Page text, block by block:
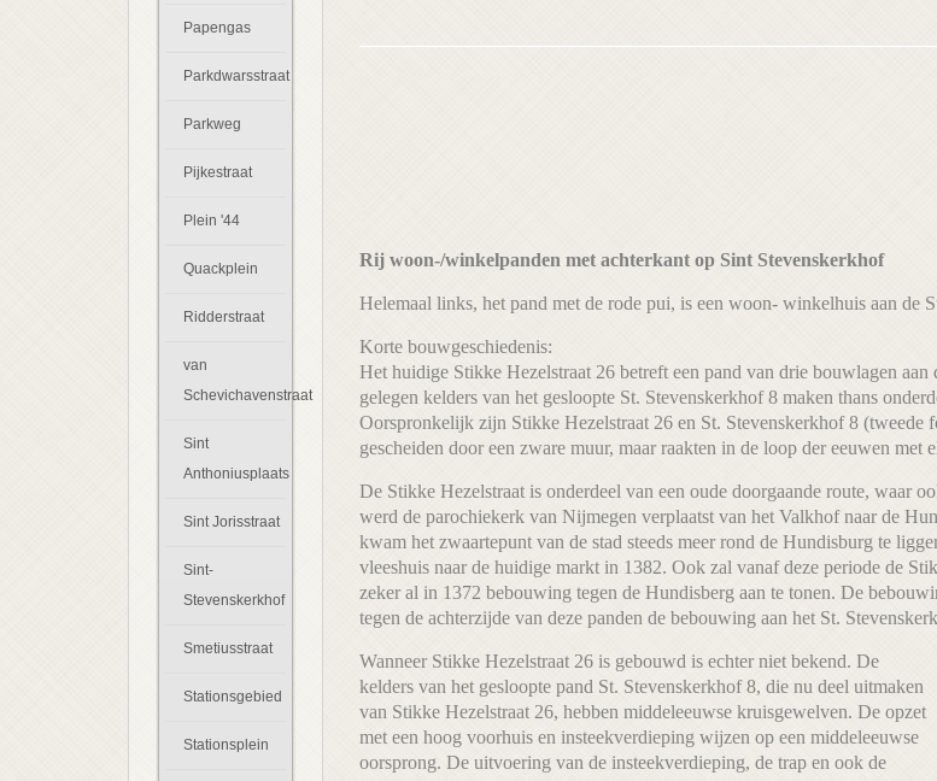
Papengas
Parkdwarsstraat
Parkweg
Pijkestraat
Plein '44
Quackplein
Ridderstraat
van
Schevichavenstraat
Sint
Anthoniusplaats
Sint Jorisstraat
Sint-
Stevenskerkhof
Smetiusstraat
Stationsgebied
Stationsplein
Rij woon-/winkelpanden met achterkant op Sint Stevenskerkhof
Helemaal links, het pand met de rode pui, is een woon- winkelhuis aan de
Korte bouwgeschiedenis:
Het huidige Stikke Hezelstraat 26 betreft een pand van drie bouwlagen
gelegen kelders van het gesloopte St. Stevenskerkhof 8 maken thans
Oorspronkelijk zijn Stikke Hezelstraat 26 en St. Stevenskerkhof 8 (tweede
gescheiden door een zware muur, maar raakten in de loop der eeuwen met
De Stikke Hezelstraat is onderdeel van een oude doorgaande route, waar
werd de parochiekerk van Nijmegen verplaatst van het Valkhof naar de
kwam het zwaartepunt van de stad steeds meer rond de Hundisburg te
vleeshuis naar de huidige markt in 1382. Ook zal vanaf deze periode de
zeker al in 1372 bebouwing tegen de Hundisberg aan te tonen. De
tegen de achterzijde van deze panden de bebouwing aan het St.
Wanneer Stikke Hezelstraat 26 is gebouwd is echter niet bekend. De
kelders van het gesloopte pand St. Stevenskerkhof 8, die nu deel uitmaken
van Stikke Hezelstraat 26, hebben middeleeuwse kruisgewelven. De opzet
met een hoog voorhuis en insteekverdieping wijzen op een middeleeuwse
oorsprong. De uitvoering van de insteekverdieping, de trap en ook de